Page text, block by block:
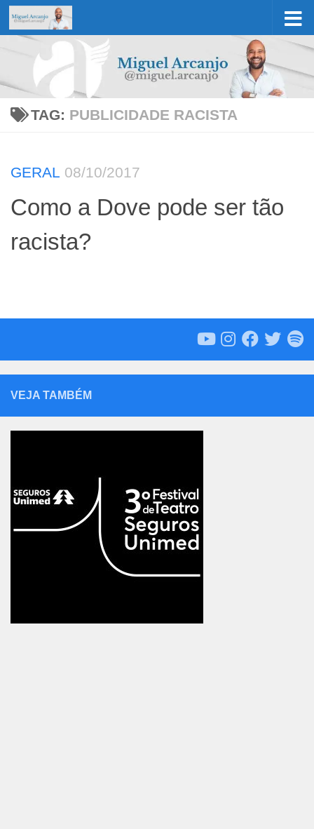
Skip to content
TAG: PUBLICIDADE RACISTA
GERAL 08/10/2017
Como a Dove pode ser tão
racista?
VEJA TAMBÉM